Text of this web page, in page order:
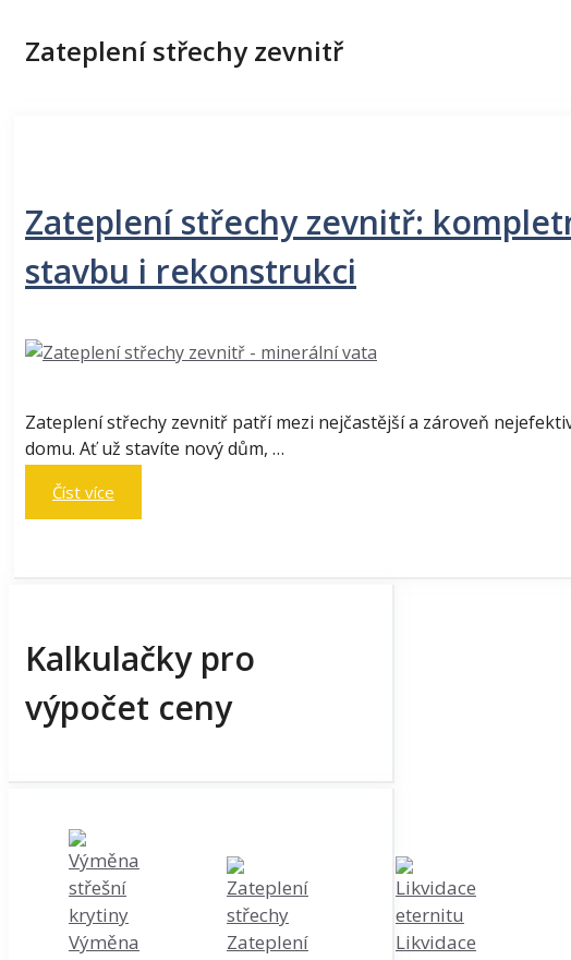
Zateplení střechy zevnitř
Zateplení střechy zevnitř:
stavbu i rekonstrukci
Zateplení střechy zevnitř patří mezi nejčastější a zároveň
domu. Ať už stavíte nový dům, …
Číst více
Kalkulačky pro
výpočet ceny
Výměna
Zateplení
Likvidace